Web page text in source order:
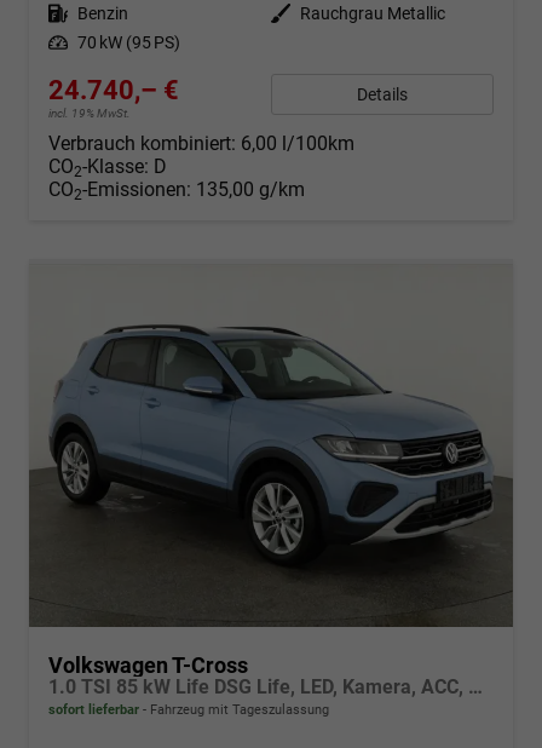
Kraftstoff Benzin Außenfarbe
Rauchgrau Metallic
Leistung 70 kW (95 PS)
24.740,– €
incl. 19% MwSt.
Details
Verbrauch kombiniert: 6,00 l/100km
CO2-Klasse: D
CO2-Emissionen: 135,00 g/km
Volkswagen T-Cross
1.0 TSI 85 kW Life DSG Life, LED, Kamera, ACC, Side, Winter, 17-Zoll, 3-J. Garantie
sofort lieferbar Fahrzeug mit Tageszulassung